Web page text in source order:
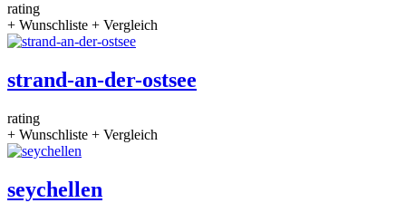
rating
+ Wunschliste + Vergleich
strand-an-der-ostsee
rating
+ Wunschliste + Vergleich
seychellen